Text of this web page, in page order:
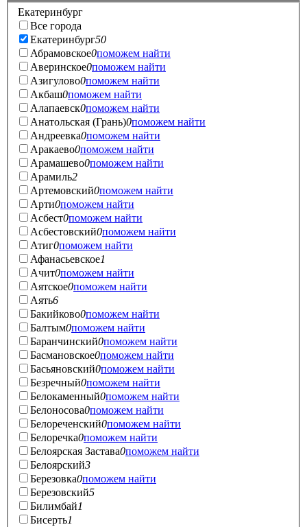
Екатеринбург
Все города
Екатеринбург50
Абрамовское0поможем найти
Аверинское0поможем найти
Азигулово0поможем найти
Акбаш0поможем найти
Алапаевск0поможем найти
Анатольская (Грань)0поможем найти
Андреевка0поможем найти
Аракаево0поможем найти
Арамашево0поможем найти
Арамиль2
Артемовский0поможем найти
Арти0поможем найти
Асбест0поможем найти
Асбестовский0поможем найти
Атиг0поможем найти
Афанасьевское1
Ачит0поможем найти
Аятское0поможем найти
Аять6
Бакийково0поможем найти
Балтым0поможем найти
Баранчинский0поможем найти
Басмановское0поможем найти
Басьяновский0поможем найти
Безречный0поможем найти
Белокаменный0поможем найти
Белоносова0поможем найти
Белореченский0поможем найти
Белоречка0поможем найти
Белоярская Застава0поможем найти
Белоярский3
Березовка0поможем найти
Березовский5
Билимбай1
Бисерть1